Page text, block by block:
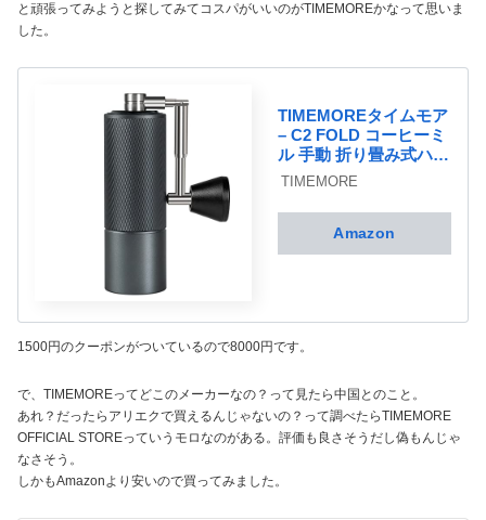
と頑張ってみようと探してみてコスパがいいのがTIMEMOREかなって思いま
した。
TIMEMOREタイムモア
– C2 FOLD コーヒーミ
ル 手動 折り畳み式ハン
ドル 持ち運びやすい 手
ダー ステンレス臼 粗さ
調整可能 軽量 外出用
旅行 お手入れ簡単 ブラ
TIMEMORE
Amazon
1500円のクーポンがついているので8000円です。
で、TIMEMOREってどこのメーカーなの？って見たら中国とのこと。
あれ？だったらアリエクで買えるんじゃないの？って調べたらTIMEMORE
OFFICIAL STOREっていうモロなのがある。評価も良さそうだし偽もんじゃ
なさそう。
しかもAmazonより安いので買ってみました。